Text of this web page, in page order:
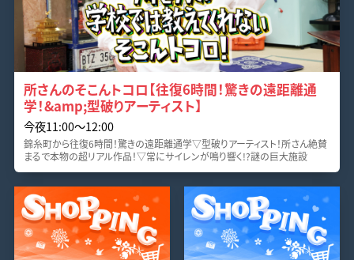
所さんのそこんトコロ【往復6時間！驚きの遠距離通
学！&amp;型破りアーティスト】
今夜11:00〜12:00
錦糸町から往復6時間！驚きの遠距離通学▽型破りアーティスト！所さん絶賛
まるで本物の超リアル作品！▽常にサイレンが鳴り響く!?謎の巨大施設